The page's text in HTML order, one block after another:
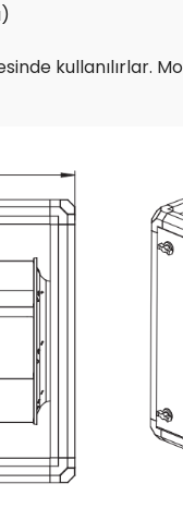
kullanılırlar.